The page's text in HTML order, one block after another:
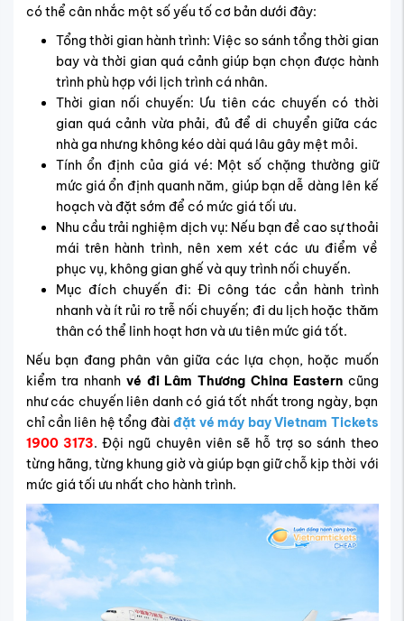
có thể cân nhắc một số yếu tố cơ bản dưới đây:
Tổng thời gian hành trình: Việc so sánh tổng thời gian
bay và thời gian quá cảnh giúp bạn chọn được hành
trình phù hợp với lịch trình cá nhân.
Thời gian nối chuyến: Ưu tiên các chuyến có thời
gian quá cảnh vừa phải, đủ để di chuyển giữa các
nhà ga nhưng không kéo dài quá lâu gây mệt mỏi.
Tính ổn định của giá vé: Một số chặng thường giữ
mức giá ổn định quanh năm, giúp bạn dễ dàng lên kế
hoạch và đặt sớm để có mức giá tối ưu.
Nhu cầu trải nghiệm dịch vụ: Nếu bạn đề cao sự thoải
mái trên hành trình, nên xem xét các ưu điểm về
phục vụ, không gian ghế và quy trình nối chuyến.
Mục đích chuyến đi: Đi công tác cần hành trình
nhanh và ít rủi ro trễ nối chuyến; đi du lịch hoặc thăm
thân có thể linh hoạt hơn và ưu tiên mức giá tốt.
Nếu bạn đang phân vân giữa các lựa chọn, hoặc muốn
kiểm tra nhanh vé đi Lâm Thương China Easterncũng
như các chuyến liên danh có giá tốt nhất trong ngày, bạn
chỉ cần liên hệ tổng đàiđặt vé máy bay Vietnam Tickets
1900 3173. Đội ngũ chuyên viên sẽ hỗ trợ so sánh theo
từng hãng, từng khung giờ và giúp bạn giữ chỗ kịp thời với
mức giá tối ưu nhất cho hành trình.